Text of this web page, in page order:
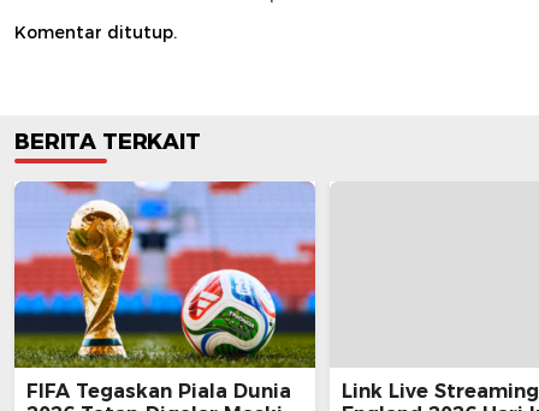
Komentar ditutup.
BERITA TERKAIT
FIFA Tegaskan Piala Dunia
Link Live